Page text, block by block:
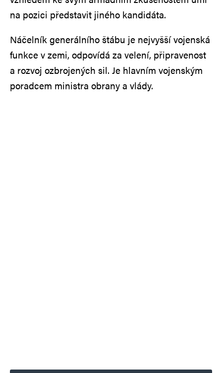
na pozici představit jiného kandidáta.
Náčelník generálního štábu je nejvyšší vojenská
funkce v zemi, odpovídá za velení, připravenost
a rozvoj ozbrojených sil. Je hlavním vojenským
poradcem ministra obrany a vlády.